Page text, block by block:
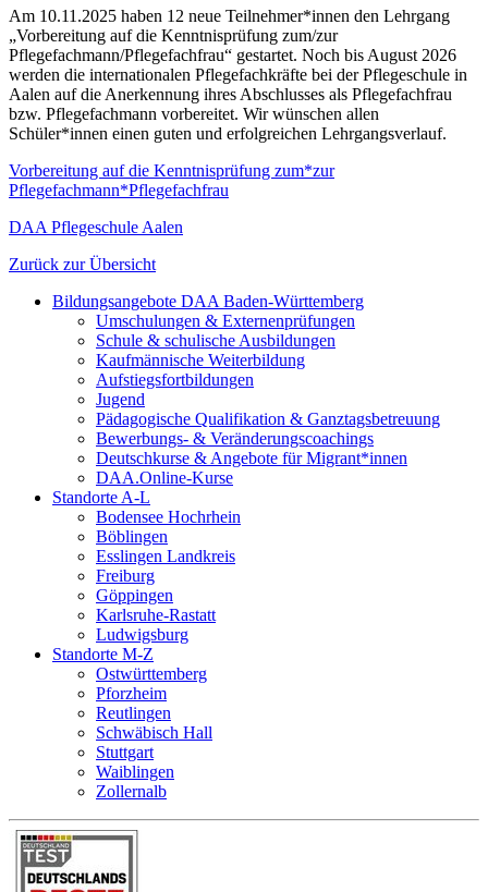
Am 10.11.2025 haben 12 neue Teilnehmer*innen den Lehrgang
„Vorbereitung auf die Kenntnisprüfung zum/zur
Pflegefachmann/Pflegefachfrau“ gestartet. Noch bis August 2026
werden die internationalen Pflegefachkräfte bei der Pflegeschule in
Aalen auf die Anerkennung ihres Abschlusses als Pflegefachfrau
bzw. Pflegefachmann vorbereitet. Wir wünschen allen
Schüler*innen einen guten und erfolgreichen Lehrgangsverlauf.
Vorbereitung auf die Kenntnisprüfung zum*zur
Pflegefachmann*Pflegefachfrau
DAA Pflegeschule Aalen
Zurück zur Übersicht
Bildungsangebote DAA Baden-Württemberg
Umschulungen & Externenprüfungen
Schule & schulische Ausbildungen
Kaufmännische Weiterbildung
Aufstiegsfortbildungen
Jugend
Pädagogische Qualifikation & Ganztagsbetreuung
Bewerbungs- & Veränderungscoachings
Deutschkurse & Angebote für Migrant*innen
DAA.Online-Kurse
Standorte A-L
Bodensee Hochrhein
Böblingen
Esslingen Landkreis
Freiburg
Göppingen
Karlsruhe-Rastatt
Ludwigsburg
Standorte M-Z
Ostwürttemberg
Pforzheim
Reutlingen
Schwäbisch Hall
Stuttgart
Waiblingen
Zollernalb